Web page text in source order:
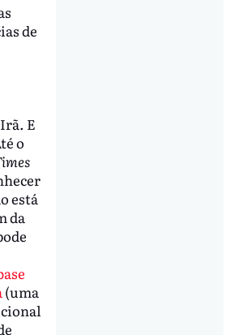
de
E
o
está
da
(uma